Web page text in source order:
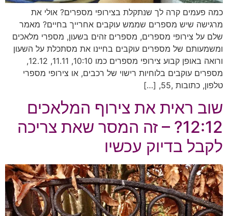
כמה פעמים קרה לך שנתקלת בצירופי מספרים? אולי את
מרגישה שיש מספרים שממש עוקבים אחרייך בחיים? מאמר
שלם על צירופי מספרים, מספרים זהים בשעון, מספרי מלאכים
ומשמעותם של מספרים עוקבים בחיינו את מסתכלת על השעון
ורואה באופן קבוע צירופי מספרים כמו 10:10, 11.11, 12.12,
מספרים עוקבים בלוחיות רישוי של רכבים, או צירופי מספרי
טלפון, כתובות ,55, […]
שוב ראית את צירוף המלאכים
12:12? – זה המסר שאת צריכה
לקבל בדיוק עכשיו